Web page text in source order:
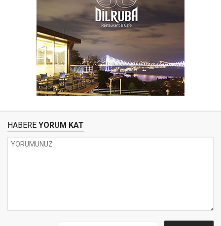
HABERE YORUM KAT